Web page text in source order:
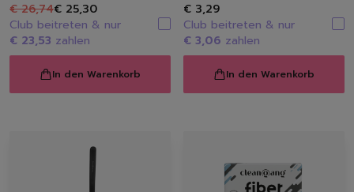
€ 26,74€ 25,30
Club beitreten & nur
€ 23,53 zahlen
In den Warenkorb
€ 3,29
Club beitreten & nur
€ 3,06 zahlen
In den Warenkorb